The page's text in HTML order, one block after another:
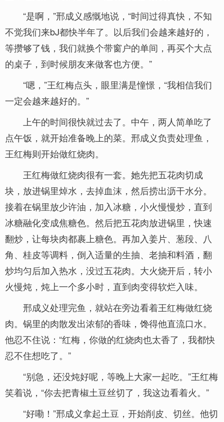
“是啊，”邢成义感慨地说，“时间过得真快，不知
不觉我们来bJ都快半年了。以后我们会越来越好的，
等攒够了钱，我们就换个带窗户的单间，再买个大点
的桌子，到时候朋友来做客也方便。”
“嗯，”王红梅点头，眼里满是憧憬，“我相信我们
一定会越来越好的。”
上午的时间很快就过去了。中午，两人简单吃了
点午饭，就开始准备晚上的菜。邢成义负责处理鱼，
王红梅则开始做红烧肉。
王红梅做红烧肉很有一套。她先把五花肉切成
块，放进锅里焯水，去掉血沫，然后捞出沥干水分。
接着在锅里放少许油，加入冰糖，小火慢慢炒，直到
冰糖融化变成焦糖色。然后把五花肉放进锅里，快速
翻炒，让每块肉都裹上糖色。再加入姜片、葱段、八
角、桂皮等调料，倒入适量的生抽、老抽和料酒，翻
炒均匀后加入热水，没过五花肉。大火烧开后，转小
火慢炖，炖上一个多小时，直到肉变得软烂入味。
邢成义处理完鱼，就站在旁边看着王红梅做红烧
肉。锅里的肉散发出浓郁的香味，馋得他直流口水。
他忍不住说：“红梅，你做的红烧肉也太香了，我都快
忍不住想吃了。”
“别急，还没炖好呢，等晚上大家一起吃。”王红梅
笑着说，“你去把青椒土豆丝切了，我这边看着火。”
“好嘞！”邢成义拿起土豆，开始削皮、切丝。他切